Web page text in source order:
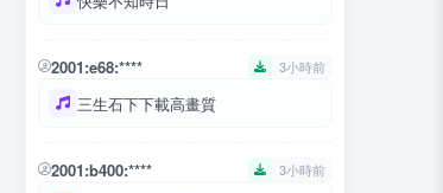
2001:e68:**** 3小時前
三生石下下載高畫質
2001:b400:**** 3小時前